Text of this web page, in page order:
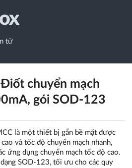
tử
chuyển mạch
gói SOD-123
là một thiết bị gắn bề mặt được
và tốc độ chuyển mạch nhanh,
ứng dụng chuyển mạch tốc độ cao.
SOD-123, tối ưu cho các quy